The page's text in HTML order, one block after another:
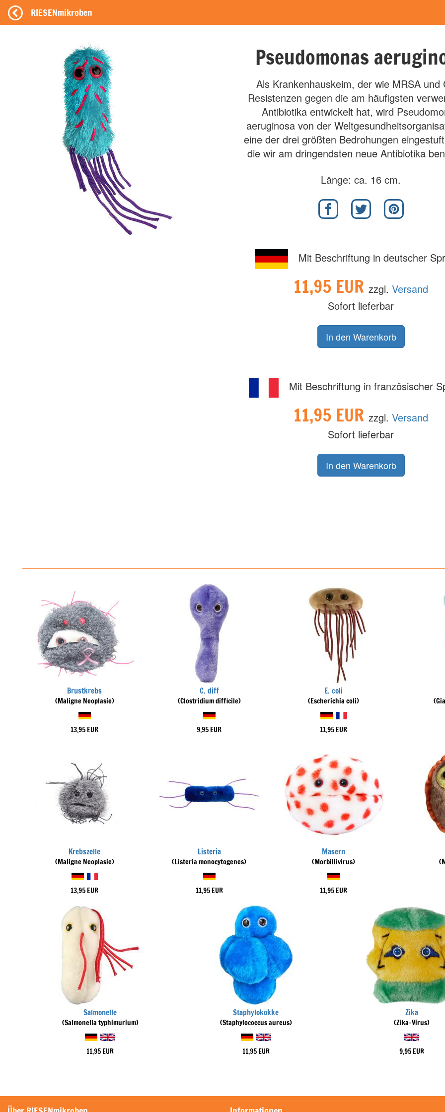
RIESENmikroben
Pseudomonas
Als Krankenhauskeim, der wie MRSA und
Resistenzen gegen die am häufigsten
Antibiotika entwickelt hat, wird
aeruginosa von der
eine der drei größten Bedrohungen
die wir am dringendsten neue Antibiotika
Länge: ca. 16 cm.
Mit Beschriftung in deutscher
11,95 EURzzgl.Versand
Sofort lieferbar
Mit Beschriftung in französischer
11,95 EURzzgl.Versand
Sofort lieferbar
Brustkrebs
(Maligne Neoplasie)
13,95 EUR
C. diff
(Clostridium difficile)
9,95 EUR
E. coli
(Escherichia coli)
11,95 EUR
Krebszelle
(Maligne Neoplasie)
13,95 EUR
Listeria
(Listeria monocytogenes)
11,95 EUR
Masern
(Morbillivirus)
11,95 EUR
Salmonelle
(Salmonella typhimurium)
11,95 EUR
Staphylokokke
(Staphylococcus aureus)
11,95 EUR
Zika
(Zika-Virus)
9,95 EUR